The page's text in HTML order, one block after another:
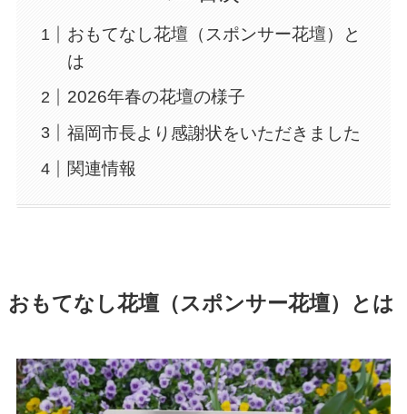
おもてなし花壇（スポンサー花壇）と
は
2026年春の花壇の様子
福岡市長より感謝状をいただきました
関連情報
おもてなし花壇（スポンサー花壇）とは